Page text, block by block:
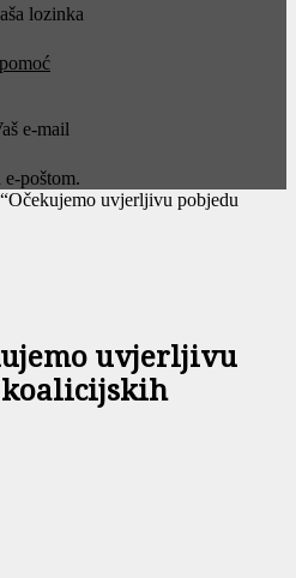
lozinka
e-mail
poštom.
uvjerljivu pobjedu
uvjerljivu
koalicijskih